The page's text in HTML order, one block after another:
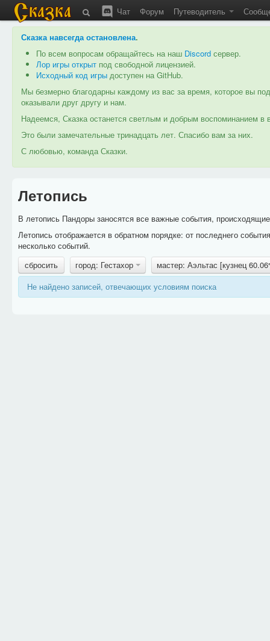
Чат Форум Путеводитель
Сказка навсегда остановлена.
По всем вопросам обращайтесь на наш Discord сервер.
Лор игры открыт под свободной лицензией.
Исходный код игры доступен на GitHub.
Мы безмерно благодарны каждому из вас за время, которое вы
оказывали друг другу и нам.
Надеемся, Сказка останется светлым и добрым воспоминанием
Это были замечательные тринадцать лет. Спасибо вам за них.
С любовью, команда Сказки.
Летопись
В летопись Пандоры заносятся все важные события,
Летопись отображается в обратном порядке: от последнего
несколько событий.
сбросить
город: Гестахор
мастер: Аэльтас [кузнец
Не найдено записей, отвечающих условиям поиска